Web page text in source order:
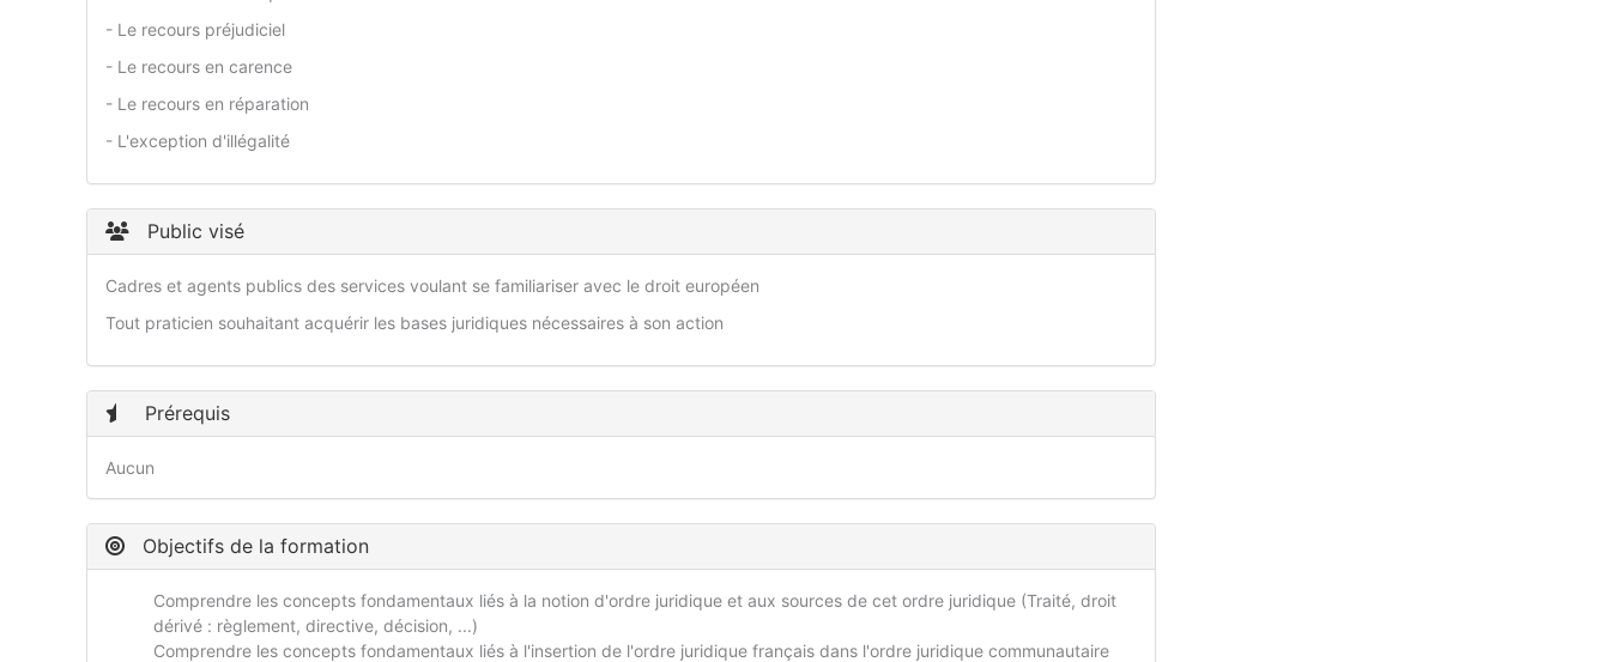
- Le recours préjudiciel
- Le recours en carence
- Le recours en réparation
- L'exception d'illégalité
Public visé
Cadres et agents publics des services voulant se familiariser avec le droit européen
Tout praticien souhaitant acquérir les bases juridiques nécessaires à son action
Prérequis
Aucun
Objectifs de la formation
Comprendre les concepts fondamentaux liés à la notion d'ordre juridique et aux sources de cet ordre juridique (Traité, droit
dérivé : règlement, directive, décision, ...)
Comprendre les concepts fondamentaux liés à l'insertion de l'ordre juridique français dans l'ordre juridique communautaire